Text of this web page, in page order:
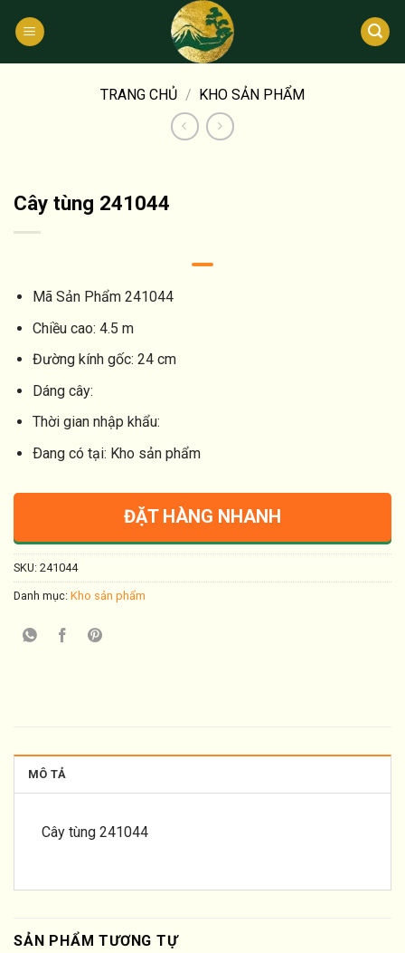
qua
TRANG CHỦ / KHO SẢN PHẨM
Cây tùng 241044
Mã Sản Phẩm 241044
Chiều cao: 4.5 m
Đường kính gốc: 24 cm
Dáng cây:
Thời gian nhập khẩu:
Ðang có tại: Kho sản phẩm
ĐẶT HÀNG NHANH
SKU: 241044
Danh mục: Kho sản phẩm
MÔ TẢ
Cây tùng 241044
SẢN PHẨM TƯƠNG TỰ